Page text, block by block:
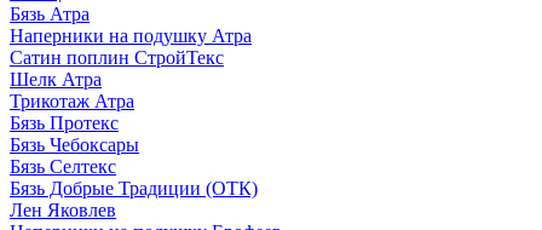
Бязь Атра
Наперники на подушку Атра
Сатин поплин СтройТекс
Шелк Атра
Трикотаж Атра
Бязь Протекс
Бязь Чебоксары
Бязь Селтекс
Бязь Добрые Традиции (ОТК)
Лен Яковлев